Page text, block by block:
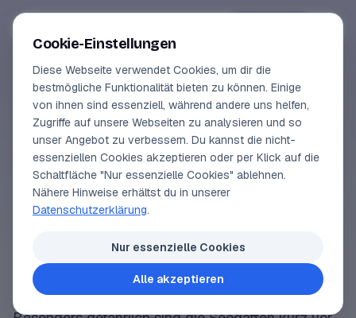
Online-Kurse
Vorschau
Erfahrungen
Lehrbuchautor
SEGELLEXIKON
Seegatt
Als Seegatten werden die Durchlässe zwischen
erreicht hier über vier
erzeugt bereits bei frischem Nordwestwind (Stärke
5 der Beauforskala) extrem gefährlichenSeegang
Cookie-Einstellungen
Diese Webseite verwendet Cookies, um dir die
bestmögliche Funktionalität bieten zu können. Einige
von ihnen sind essenziell, während andere uns helfen,
Zugriffe auf unsere Webseiten zu analysieren und so
unser Angebot zu verbessern. Du kannst die nicht-
essenziellen Cookies akzeptieren oder per Klick auf die
Schaltfläche "Nur essenzielle Cookies" ablehnen.
Nähere Hinweise erhältst du in unserer
Datenschutzerklärung.
Nur essenzielle Cookies
Alle akzeptieren